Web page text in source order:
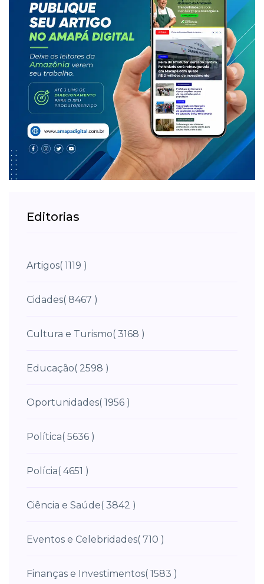
Editorias
Artigos( 1119 )
Cidades( 8467 )
Cultura e Turismo( 3168 )
Educação( 2598 )
Oportunidades( 1956 )
Política( 5636 )
Polícia( 4651 )
Ciência e Saúde( 3842 )
Eventos e Celebridades( 710 )
Finanças e Investimentos( 1583 )